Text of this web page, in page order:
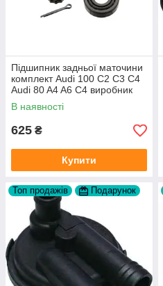
Підшипник задньої маточини
комплект Audi 100 C2 C3 C4
Audi 80 A4 A6 C4 виробник
FAG
В наявності
625 ₴
Купити
Топ продажів Подарунок